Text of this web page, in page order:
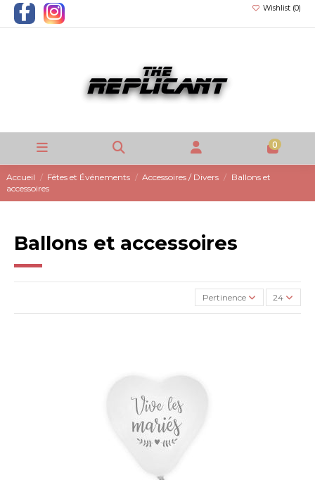
Wishlist (0)
0
Accueil Fêtes et Événements Accessoires / Divers
Ballons et
accessoires
Ballons et accessoires
Pertinence 24